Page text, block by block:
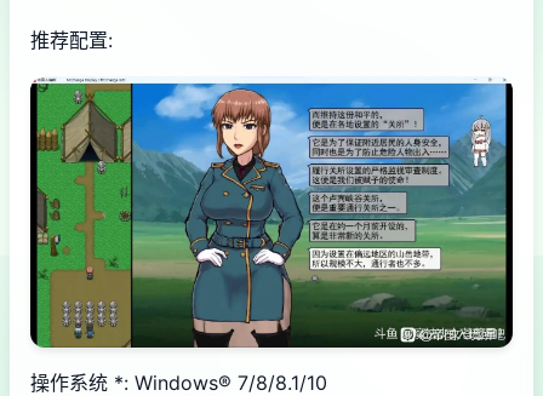
推荐配置:
操作系统 *: Windows® 7/8/8.1/10